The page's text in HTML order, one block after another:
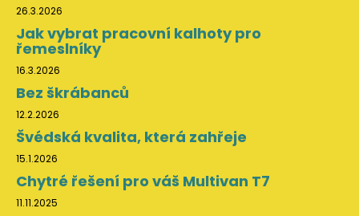
26.3.2026
Jak vybrat pracovní kalhoty pro
řemeslníky
16.3.2026
Bez škrábanců
12.2.2026
Švédská kvalita, která zahřeje
15.1.2026
Chytré řešení pro váš Multivan T7
11.11.2025